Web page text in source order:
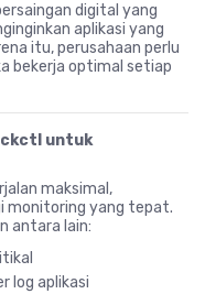
digital yang
aplikasi yang
itu, perusahaan perlu
bekerja optimal setiap
untuk
maksimal,
monitoring yang tepat.
antara lain:
log aplikasi